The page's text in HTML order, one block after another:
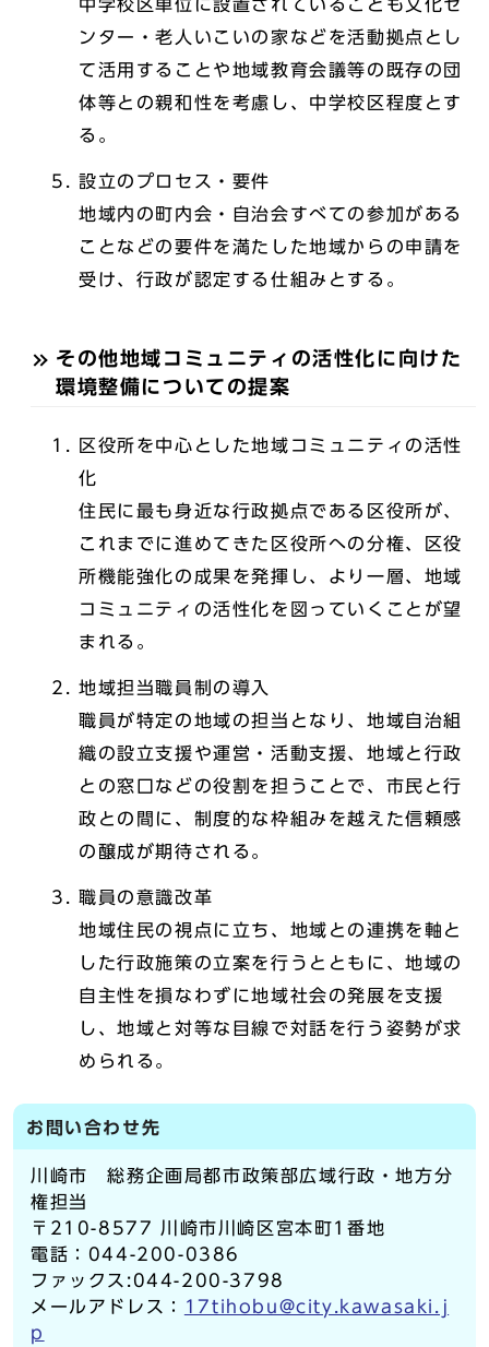
中学校区単位に設置されているこども文化セ
ンター・老人いこいの家などを活動拠点とし
て活用することや地域教育会議等の既存の団
体等との親和性を考慮し、中学校区程度とす
る。
設立のプロセス・要件
地域内の町内会・自治会すべての参加がある
ことなどの要件を満たした地域からの申請を
受け、行政が認定する仕組みとする。
その他地域コミュニティの活性化に向けた
環境整備についての提案
区役所を中心とした地域コミュニティの活性
化
住民に最も身近な行政拠点である区役所が、
これまでに進めてきた区役所への分権、区役
所機能強化の成果を発揮し、より一層、地域
コミュニティの活性化を図っていくことが望
まれる。
地域担当職員制の導入
職員が特定の地域の担当となり、地域自治組
織の設立支援や運営・活動支援、地域と行政
との窓口などの役割を担うことで、市民と行
政との間に、制度的な枠組みを越えた信頼感
の醸成が期待される。
職員の意識改革
地域住民の視点に立ち、地域との連携を軸と
した行政施策の立案を行うとともに、地域の
自主性を損なわずに地域社会の発展を支援
し、地域と対等な目線で対話を行う姿勢が求
められる。
お問い合わせ先
川崎市 総務企画局都市政策部広域行政・地方分
権担当
〒210-8577 川崎市川崎区宮本町1番地
電話：044-200-0386
ファックス:044-200-3798
メールアドレス：
17tihobu@city.kawasaki.j
p